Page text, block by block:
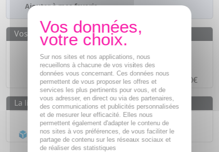
Ajouter à mes favoris
Vos avantages
Des prixIMBATTABLES
Paiement en ligneSÉCURISÉ
Paiement en4 fois sans fraisà partir de 30€
La livraison
Livraison gratuite dès55€
Acheminement Chronoposten 24h*
Sur nos sites et nos applications, nous
recueillons à chacune de vos visites des
données vous concernant. Ces données nous
permettent de vous proposer les offres et
services les plus pertinents pour vous, et de
vous adresser, en direct ou via des partenaires,
des communications et publicités personnalisées
et de mesurer leur efficacité. Elles nous
permettent également d'adapter le contenu de
nos sites à vos préférences, de vous faciliter le
partage de contenu sur les réseaux sociaux et
de réaliser des statistiques